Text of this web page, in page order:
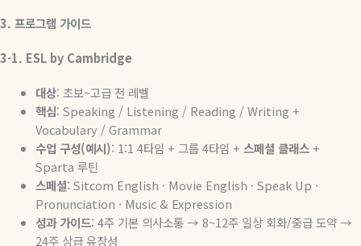
3. 프로그램 가이드
3-1. ESL by Cambridge
대상: 초보~고급 전 레벨
핵심: Speaking / Listening / Reading / Writing +
Vocabulary / Grammar
수업 구성(예시): 1:1 4타임 + 그룹4타임 + 스페셜 클래스+
Sparta 루틴
스페셜: Sitcom English · Movie English · Speak Up ·
Pronunciation · Music & Expression
성과 가이드: 4주 기본 의사소통 → 8~12주 일상 회화/중급 도약 →
24주 상급 유창성